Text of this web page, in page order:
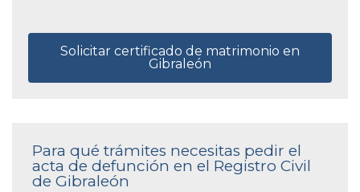
Solicitar certificado de matrimonio en
Gibraleón
Para qué trámites necesitas pedir el
acta de defunción en el Registro Civil
de Gibraleón